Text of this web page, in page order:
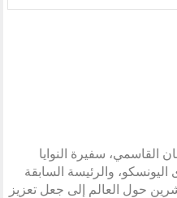
سفيرة النوايا
اليونسكو، والرئيسة السابقة
حول العالم إلى جعل تعزيز